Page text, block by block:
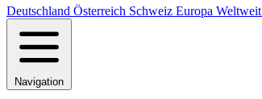
Deutschland Österreich Schweiz Europa Weltweit
Navigation